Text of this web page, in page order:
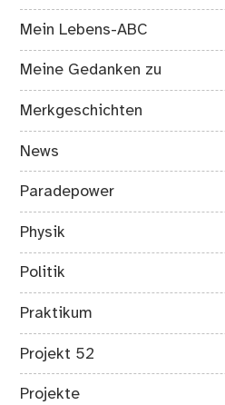
Mein Lebens-ABC
Meine Gedanken zu
Merkgeschichten
News
Paradepower
Physik
Politik
Praktikum
Projekt 52
Projekte